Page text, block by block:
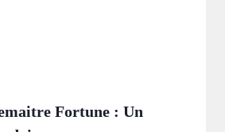
Fortune : Un